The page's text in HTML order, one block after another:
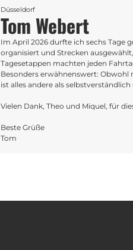
Düsseldorf
Tom Webert
Im April 2026 durfte ich sechs Tage
organisiert und Strecken
Tagesetappen machten jeden
Besonders erwähnenswert:
ist alles andere als
Vielen Dank, Theo und Miquel, für
Beste Grüße
Tom